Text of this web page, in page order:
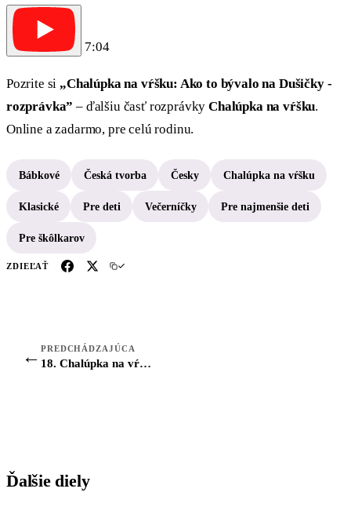
7:04
Pozrite si „Chalúpka na vŕšku: Ako to bývalo na Dušičky -
rozprávka” – ďalšiu časť rozprávkyChalúpka na vŕšku.
Online a zadarmo, pre celú rodinu.
Bábkové Česká tvorba Česky Chalúpka na vŕšku
Klasické Pre deti Večerníčky Pre najmenšie deti
Pre škôlkarov
ZDIEĽAŤ
← PREDCHÁDZAJÚCA
18. Chalúpka na vŕšku: Ako to bývalo na svätého Václava
Ďalšie diely